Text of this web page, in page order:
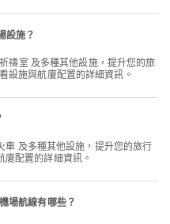
設施？
設施與航廈配置的詳細資訊。
配置的詳細資訊。
場航線有哪些？